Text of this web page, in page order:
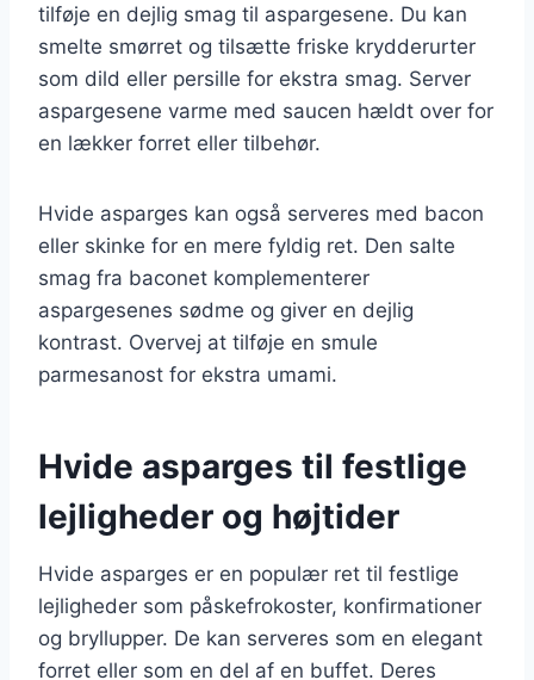
tilføje en dejlig smag til aspargesene. Du kan
smelte smørret og tilsætte friske krydderurter
som dild eller persille for ekstra smag. Server
aspargesene varme med saucen hældt over for
en lækker forret eller tilbehør.
Hvide asparges kan også serveres med bacon
eller skinke for en mere fyldig ret. Den salte
smag fra baconet komplementerer
aspargesenes sødme og giver en dejlig
kontrast. Overvej at tilføje en smule
parmesanost for ekstra umami.
Hvide asparges til festlige
lejligheder og højtider
Hvide asparges er en populær ret til festlige
lejligheder som påskefrokoster, konfirmationer
og bryllupper. De kan serveres som en elegant
forret eller som en del af en buffet. Deres